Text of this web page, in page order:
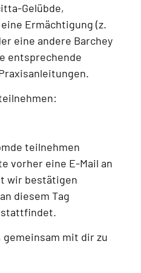
Gelübde,
Ermächtigung (z.
eine andere Barchey
entsprechende
.
teilnehmen
vorher eine E-Mail an
wir bestätigen
diesem Tag
stattfindet.
mit dir zu